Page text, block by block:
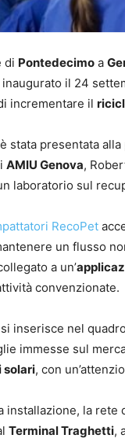
di Pontedecimo a
inaugurato il 24
incrementare il
è stata presentata
AMIU Genova,
laboratorio sul
RecoPet
un flusso
a un’
convenzionate.
inserisce nel
immesse sul
solari, con
installazione, la
Terminal Traghetti,